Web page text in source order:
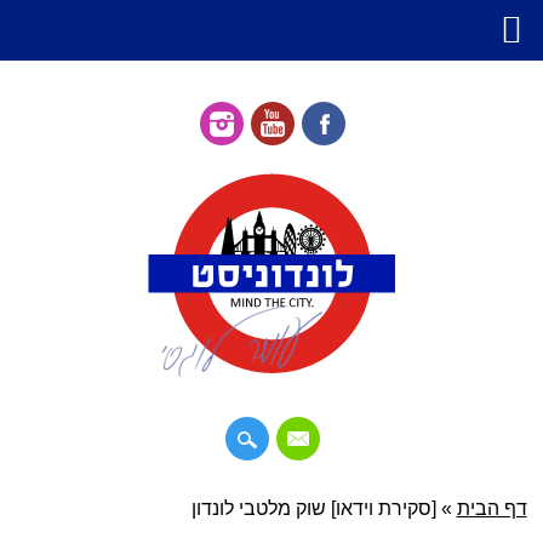
תפריט ראשי
דילוג
דף הבית » [סקירת וידאו] שוק מלטבי לונדון